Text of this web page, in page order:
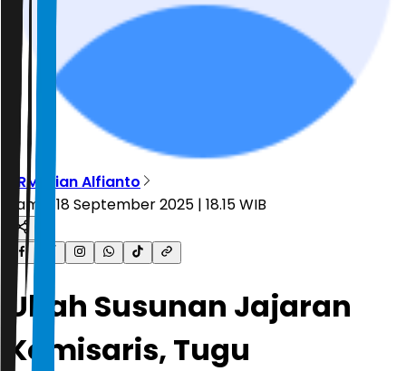
ARM
Rian Alfianto
Kamis, 18 September 2025 | 18.15 WIB
Ubah Susunan Jajaran
Komisaris, Tugu